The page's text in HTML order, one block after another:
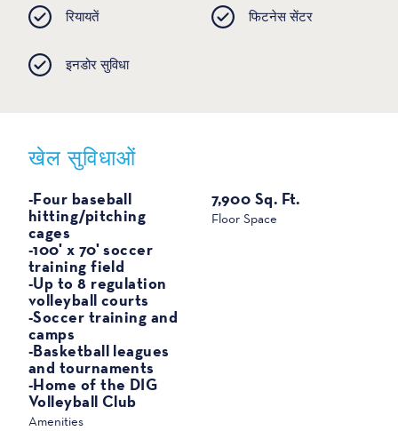
रियायतें फिटनेस सेंटर
इनडोर सुविधा
खेल सुविधाओं
खेल
Amenities
-Four baseball
hitting/pitching
cages
-100' x 70' soccer
training field
-Up to 8 regulation
volleyball courts
-Soccer training and
camps
-Basketball leagues
and tournaments
-Home of the DIG
Volleyball Club
Floor Space
7,900 Sq. Ft.